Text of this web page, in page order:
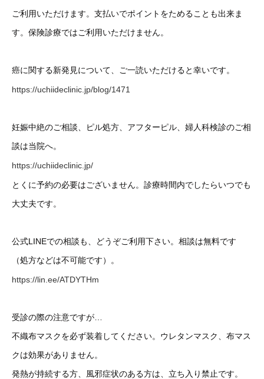
ご利用いただけます。支払いでポイントをためることも出来ま
す。保険診療ではご利用いただけません。
癌に関する新発見について、ご一読いただけると幸いです。
https://uchiideclinic.jp/blog/1471
妊娠中絶のご相談、ピル処方、アフターピル、婦人科検診のご相
談は当院へ。
https://uchiideclinic.jp/
とくに予約の必要はございません。診療時間内でしたらいつでも
大丈夫です。
公式LINEでの相談も、どうぞご利用下さい。相談は無料です
（処方などは不可能です）。
https://lin.ee/ATDYTHm
受診の際の注意ですが…
不織布マスクを必ず装着してください。ウレタンマスク、布マス
クは効果がありません。
発熱が持続する方、風邪症状のある方は、立ち入り禁止です。